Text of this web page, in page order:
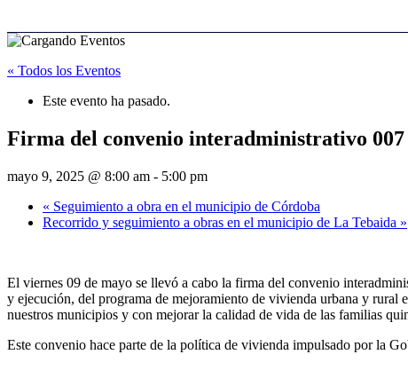
« Todos los Eventos
Este evento ha pasado.
Firma del convenio interadministrativo
mayo 9, 2025 @ 8:00 am - 5:00 pm
« Seguimiento a obra en el municipio de Córdoba
Recorrido y seguimiento a obras en el municipio de La Tebaida »
El viernes 09 de mayo se llevó a cabo la firma del convenio
y ejecución, del programa de mejoramiento de vivienda urbana y
nuestros municipios y con mejorar la calidad de vida de las familias
Este convenio hace parte de la política de vivienda impulsado por la